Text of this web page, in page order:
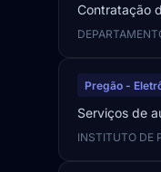
Contratação
Pregão -
Serviços de
INSTITUTO DE